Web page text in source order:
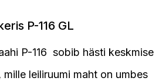
P-116 GL
P-116 sobib hästi keskmise
leiliruumi maht on umbes